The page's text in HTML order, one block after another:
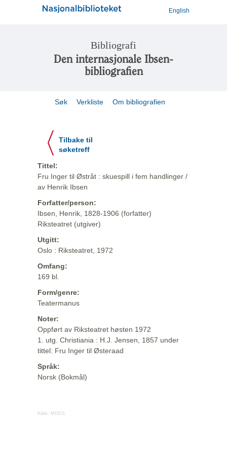
English
Bibliografi
Den internasjonale Ibsen-
bibliografien
Søk Verkliste Om bibliografien
Tilbake til
søketreff
Tittel:
Fru Inger til Østråt : skuespill i fem handlinger /
av Henrik Ibsen
Forfatter/person:
Ibsen, Henrik, 1828-1906 (forfatter)
Riksteatret (utgiver)
Utgitt:
Oslo : Riksteatret, 1972
Omfang:
169 bl.
Form/genre:
Teatermanus
Noter:
Oppført av Riksteatret høsten 1972
1. utg. Christiania : H.J. Jensen, 1857 under
tittel: Fru Inger til Østeraad
Språk:
Norsk (Bokmål)
Kilde: MODS